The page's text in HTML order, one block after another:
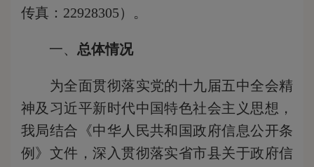
传真：22928305）。
一、 总体情况
为全面贯彻落实党的十九届五中全会精
神及习近平新时代中国特色社会主义思想，
我局结合《中华人民共和国政府信息公开条
例》文件，深入贯彻落实省市县关于政府信